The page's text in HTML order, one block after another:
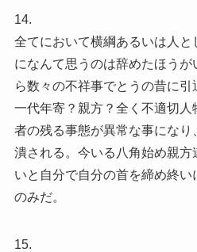
14.
全てにおいて横綱あるいは人
になんて思うのは辞めたほう
ら数々の不祥事でとうの昔に引
一代年寄？親方？全く不適切
者の残る事態が異常な事にな
潰される。今いる八角始め親
いと自分で自分の首を締め終
のみだ。
15.